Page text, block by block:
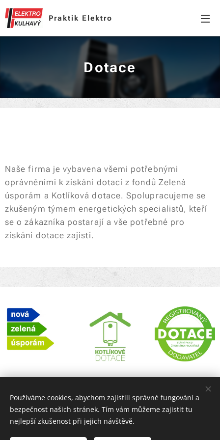
Praktik Elektro
Dotace
Naše firma je vybavena všemi potřebnými
oprávněními k získání dotací z fondů Zelená
úsporám a Kotlíková dotace. Spolupracujeme se
zkušeným týmem energetických specialistů, kteří
se o zákazníka postarají a vše potřebné pro
získání dotace zajistí.
Používáme cookies, abychom zajistili správné fungování a
bezpečnost našich stránek. Tím vám můžeme zajistit tu
nejlepší zkušenost při jejich návštěvě.